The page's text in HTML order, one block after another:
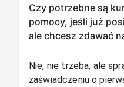
Czy potrzebne są
pomocy, jeśli już
ale chcesz zdawać
Nie, nie trzeba, ale
zaświadczeniu o